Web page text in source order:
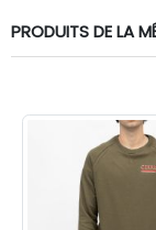
PRODUITS DE LA